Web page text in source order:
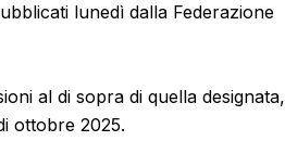
lunedì dalla Federazione
al di sopra di quella designata,
ottobre 2025.